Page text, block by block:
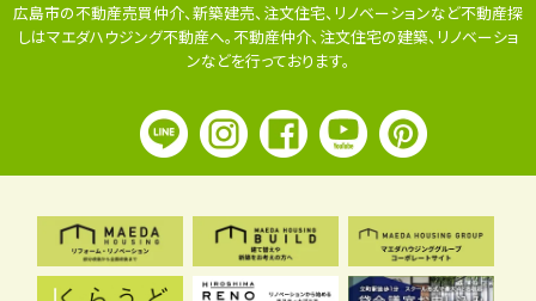
広島市の不動産売買仲介、新築建売、注文住宅、リノベーションなど不動産探
しはマエダハウジング不動産へ。不動産仲介、注文住宅の建築、リノベーショ
ンなどを行っております。